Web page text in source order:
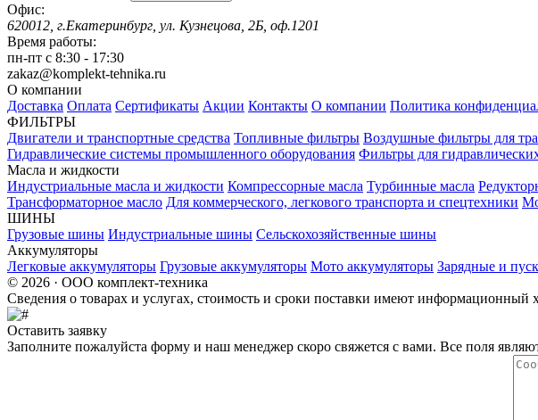
Офис:
620012, г.Екатеринбург, ул. Кузнецова, 2Б, оф.1201
Время работы:
пн-пт с 8:30 - 17:30
zakaz@komplekt-tehnika.ru
О компании
Доставка Оплата Сертификаты Акции Контакты О компании Политика
ФИЛЬТРЫ
Двигатели и транспортные средства Топливные фильтры Воздушные фильтры для
Гидравлические системы промышленного оборудования Фильтры для
Масла и жидкости
Индустриальные масла и жидкости Компрессорные масла Турбинные масла
Трансформаторное масло Для коммерческого, легкового транспорта и спецтехники
ШИНЫ
Грузовые шины Индустриальные шины Сельскохозяйственные шины
Аккумуляторы
Легковые аккумуляторы Грузовые аккумуляторы Мото аккумуляторы Зарядные и
© 2026 · ООО комплект-техника
Сведения о товарах и услугах, стоимость и сроки поставки имеют
Оставить заявку
Заполните пожалуйста форму и наш менеджер скоро свяжется с вами. Все поля